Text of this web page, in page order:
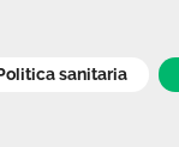
Politica sanitaria